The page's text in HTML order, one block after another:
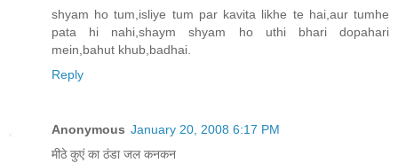
shyam ho tum,isliye tum par kavita likhe te hai,aur tumhe
pata hi nahi,shaym shyam ho uthi bhari dopahari
mein,bahut khub,badhai.
Reply
Anonymous January 20, 2008 6:17 PM
मीठे कुएं का ठंडा जल कनकन